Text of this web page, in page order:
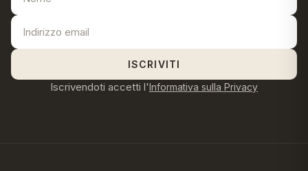
ISCRIVITI
Iscrivendoti accetti l'Informativa sulla Privacy